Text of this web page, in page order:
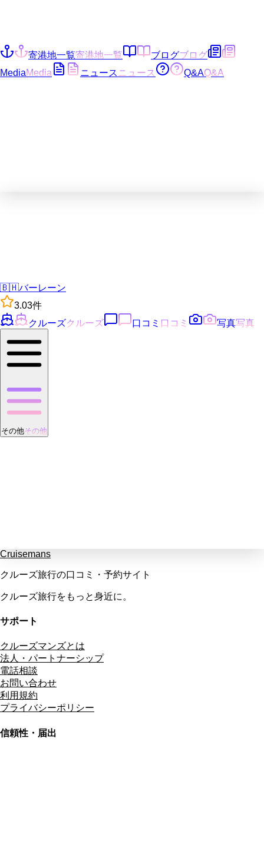
寄港地一覧寄港地一覧 ブログブログ
MediaMedia ニュース ニュース Q&AQ&A
🇧🇭バーレーン
3.03件
クルーズクルーズ 口コミ 口コミ 写真写真
その他その他
Cruisemans
クルーズ旅行の口コミ・予約サイト
クルーズ旅行をもっと身近に。
サポート
クルーズマンズとは
法人・パートナーシップ
電話相談
お問い合わせ
利用規約
プライバシーポリシー
信頼性・届出